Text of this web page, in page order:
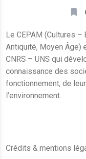
Le CEPAM (Cultures –
Antiquité, Moyen Âge)
CNRS – UNS qui
connaissance des
fonctionnement, de
l’environnement.
Crédits & mentions